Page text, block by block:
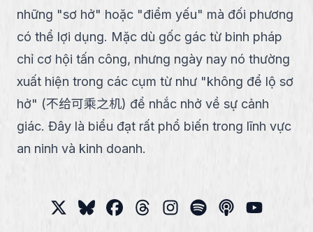
những "sơ hở" hoặc "điểm yếu" mà đối phương
có thể lợi dụng. Mặc dù gốc gác từ binh pháp
chỉ cơ hội tấn công, nhưng ngày nay nó thường
xuất hiện trong các cụm từ như "không để lộ sơ
hở" (不给可乘之机) để nhắc nhở về sự cảnh
giác. Đây là biểu đạt rất phổ biến trong lĩnh vực
an ninh và kinh doanh.